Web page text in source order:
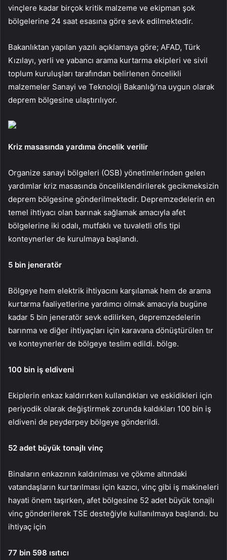
vinçlere kadar birçok kritik malzeme ve ekipman şok
bölgelerine 24 saat esasına göre sevk edilmektedir.
Bakanlıktan yapılan yazılı açıklamaya göre; AFAD, Türk
Kızılayı, yerli ve yabancı arama kurtarma ekipleri ve sivil
toplum kuruluşları tarafından belirlenen öncelikli
malzemeler Sanayi ve Teknoloji Bakanlığı’na uygun olarak
deprem bölgesine ulaştırılıyor.
Kriz masasında yardıma öncelik verilir
Organize sanayi bölgeleri (OSB) yönetimlerinden gelen
yardımlar kriz masasında önceliklendirilerek gecikmeksizin
deprem bölgesine gönderilmektedir. Depremzedelerin en
temel ihtiyacı olan barınak sağlamak amacıyla afet
bölgelerine iki odalı, mutfaklı ve tuvaletli ofis tipi
konteynerler de kurulmaya başlandı.
5 bin jeneratör
Bölgeye hem elektrik ihtiyacını karşılamak hem de arama
kurtarma faaliyetlerine yardımcı olmak amacıyla bugüne
kadar 5 bin jeneratör sevk edilirken, depremzedelerin
barınma ve diğer ihtiyaçları için karavana dönüştürülen tır
ve konteynerler de bölgeye teslim edildi. bölge.
100 bin iş eldiveni
Ekiplerin enkaz kaldırırken kullandıkları ve eskidikleri için
periyodik olarak değiştirmek zorunda kaldıkları 100 bin iş
eldiveni de peyderpey bölgeye gönderildi.
52 adet büyük tonajlı vinç
Binaların enkazının kaldırılması ve çökme altındaki
vatandaşların kurtarılması için kazıcı, vinç gibi iş makineleri
hayati önem taşırken, afet bölgesine 52 adet büyük tonajlı
vinç gönderilerek TSE desteğiyle kullanılmaya başlandı. bu
ihtiyaç için
77 bin 598 ısıtıcı